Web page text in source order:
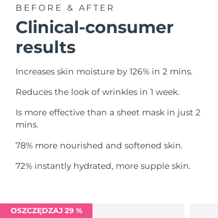
BEFORE & AFTER
Clinical-consumer
results
Increases skin moisture by 126% in 2 mins.
Reduces the look of wrinkles in 1 week.
Is more effective than a sheet mask in just 2
mins.
78% more nourished and softened skin.
72% instantly hydrated, more supple skin.
OSZCZĘDZAJ 29 %
Liban
Oczekiwany czas dostawy
Luksemburg
8/8/26
SRA Makau (Chiny)
Oczekiwany czas dostawy
Malezja
Oczekiwany czas dostawy
Monako